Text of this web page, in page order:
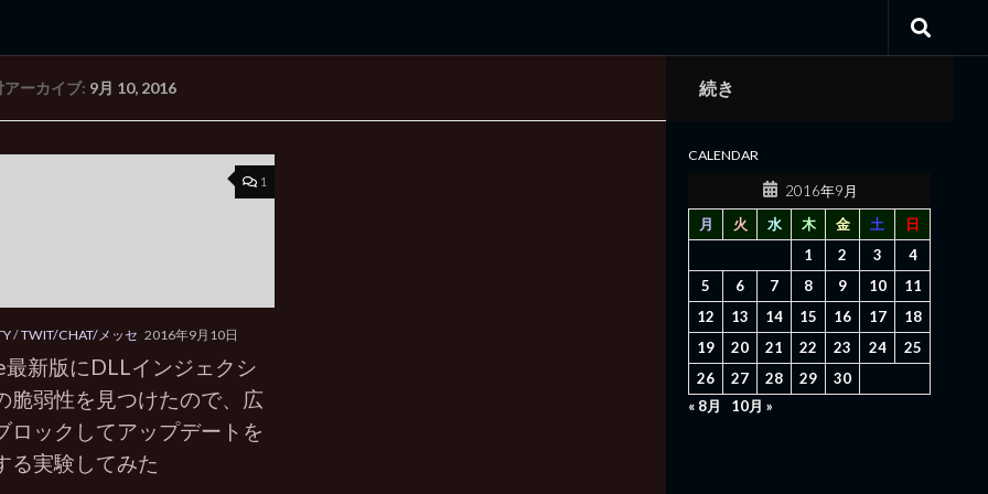
記 3rd Edition
アーカイブ: 9月 10, 2016
1
/TWIT/CHAT/メッセ 2016年9月10日
最新版にDLLインジェクシ
脆弱性を見つけたので、広
ロックしてアップデートを
る実験してみた
続き
CALENDAR
2016年9月
月
火 水 木 金 土
日
1
2 3
4
5
6 7 8 9 10
11
12
13 14 15 16 17
18
19
20 21 22 23 24
25
26
27 28 29
30
« 8月
10月 »